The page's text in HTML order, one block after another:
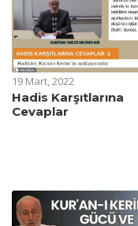
19 Mart, 2022
Hadis Karşıtlarına
Cevaplar